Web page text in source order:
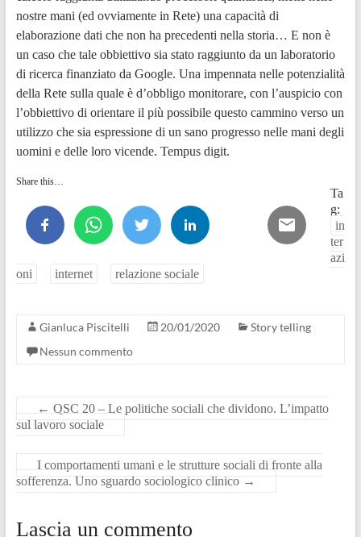
nostre mani (ed ovviamente in Rete) una capacità di
elaborazione dati che non ha precedenti nella storia… E non è
un caso che tale obbiettivo sia stato raggiunto da un laboratorio
di ricerca finanziato da Google. Una impennata nelle potenzialità
della Rete sulla quale è d’obbligo monitorare, con l’auspicio con
l’obbiettivo di orientare il più possibile questo cammino verso un
utilizzo che sia espressione di un sano progresso nelle mani degli
uomini e delle loro vicende. Tempus digit.
Share this…
Ta
g:
in
ter
azi
oni
internet relazione sociale
Gianluca Piscitelli 20/01/2020
Story telling
Nessun commento
← QSC 20 – Le politiche sociali che dividono. L’impatto
sul lavoro sociale
I comportamenti umani e le strutture sociali di fronte alla
sofferenza. Uno sguardo sociologico clinico →
Lascia un commento